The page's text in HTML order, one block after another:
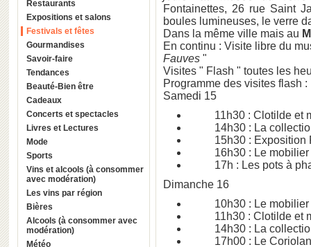
Restaurants
Expositions et salons
Festivals et fêtes
Gourmandises
Savoir-faire
Tendances
Beauté-Bien être
Cadeaux
Concerts et spectacles
Livres et Lectures
Mode
Sports
Vins et alcools (à consommer
avec modération)
Les vins par région
Bières
Alcools (à consommer avec
modération)
Météo
Fontainettes, 26 rue Saint
boules lumineuses, le verre
Dans la même ville mais au
En continu : Visite libre du
Fauves "
Visites " Flash " toutes les
Programme des visites flash :
Samedi 15
11h30 : Clotilde et
14h30 : La
15h30 : Exposition
16h30 : Le mobilier
17h : Les pots à
Dimanche 16
10h30 : Le mobilier
11h30 : Clotilde et
14h30 : La
17h00 : Le Coriolan